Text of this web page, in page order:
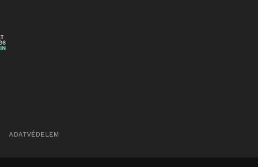
ADATVÉDELEM